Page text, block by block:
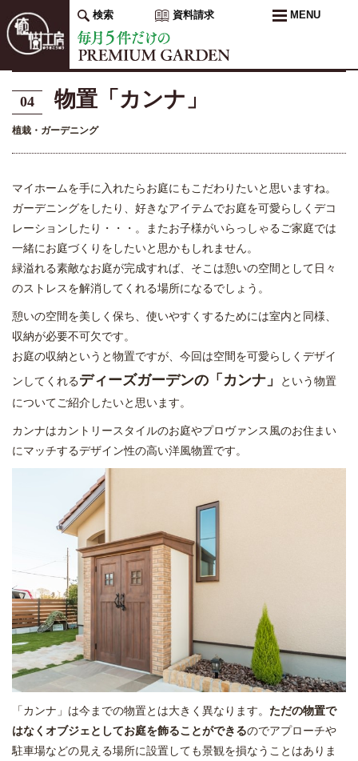
検索 資料請求 MENU
04 物置「カンナ」
植栽・ガーデニング
マイホームを手に入れたらお庭にもこだわりたいと思いますね。
ガーデニングをしたり、好きなアイテムでお庭を可愛らしくデコ
レーションしたり・・・。またお子様がいらっしゃるご家庭では
一緒にお庭づくりをしたいと思かもしれません。
緑溢れる素敵なお庭が完成すれば、そこは憩いの空間として日々
のストレスを解消してくれる場所になるでしょう。
憩いの空間を美しく保ち、使いやすくするためには室内と同様、
収納が必要不可欠です。
お庭の収納というと物置ですが、今回は空間を可愛らしくデザイ
ンしてくれるディーズガーデンの「カンナ」 という物置
についてご紹介したいと思います。
カンナはカントリースタイルのお庭やプロヴァンス風のお住まい
にマッチするデザイン性の高い洋風物置です。
「カンナ」は今までの物置とは大きく異なります。 ただの物置で
はなくオブジェとしてお庭を飾ることができるのでアプローチや
駐車場などの見える場所に設置しても景観を損なうことはありま